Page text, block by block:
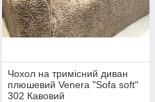
Чохол на тримісний диван
плюшевий Venera "Sofa soft"
302 Кавовий